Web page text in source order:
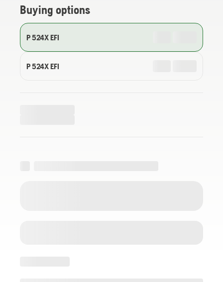
Buying options
P 524X EFI
P 524X EFI